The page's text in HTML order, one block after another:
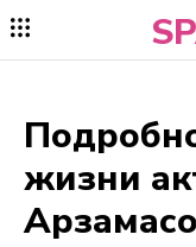
жизни